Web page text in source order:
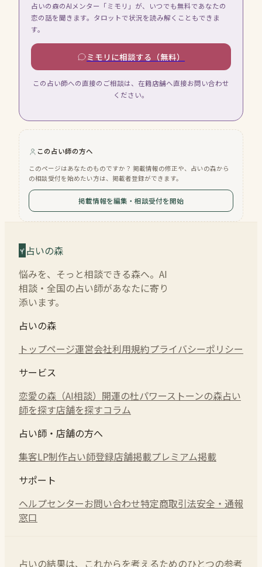
占いの森のAIメンター「ミモリ」が、いつでも無料であなたの
恋の話を聞きます。タロットで状況を読み解くこともできま
す。
ミモリに相談する（無料）
この占い師への直接のご相談は、在籍店舗へ直接お問い合わせ
ください。
この占い師の方へ
このページはあなたのものですか？ 掲載情報の修正や、占いの森から
の相談受付を始めたい方は、掲載者登録ができます。
掲載情報を編集・相談受付を開始
占いの森
悩みを、そっと相談できる森へ。AI
相談・全国の占い師があなたに寄り
添います。
占いの森
トップページ運営会社利用規約プライバシーポリシー
サービス
恋愛の森（AI相談） 開運の杜パワーストーンの森占い
師を探す店舗を探すコラム
占い師・店舗の方へ
集客LP制作占い師登録店舗掲載プレミアム掲載
サポート
ヘルプセンターお問い合わせ特定商取引法安全・通報
窓口
占いの結果は、これからを考えるためのひとつの参考